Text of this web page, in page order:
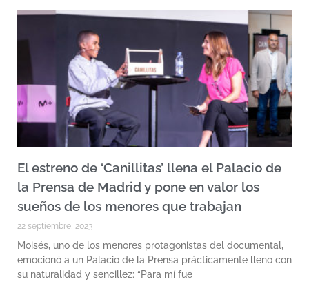
El estreno de ‘Canillitas’ llena el Palacio de
la Prensa de Madrid y pone en valor los
sueños de los menores que trabajan
22 septiembre, 2023
Moisés, uno de los menores protagonistas del documental,
emocionó a un Palacio de la Prensa prácticamente lleno con
su naturalidad y sencillez: “Para mí fue